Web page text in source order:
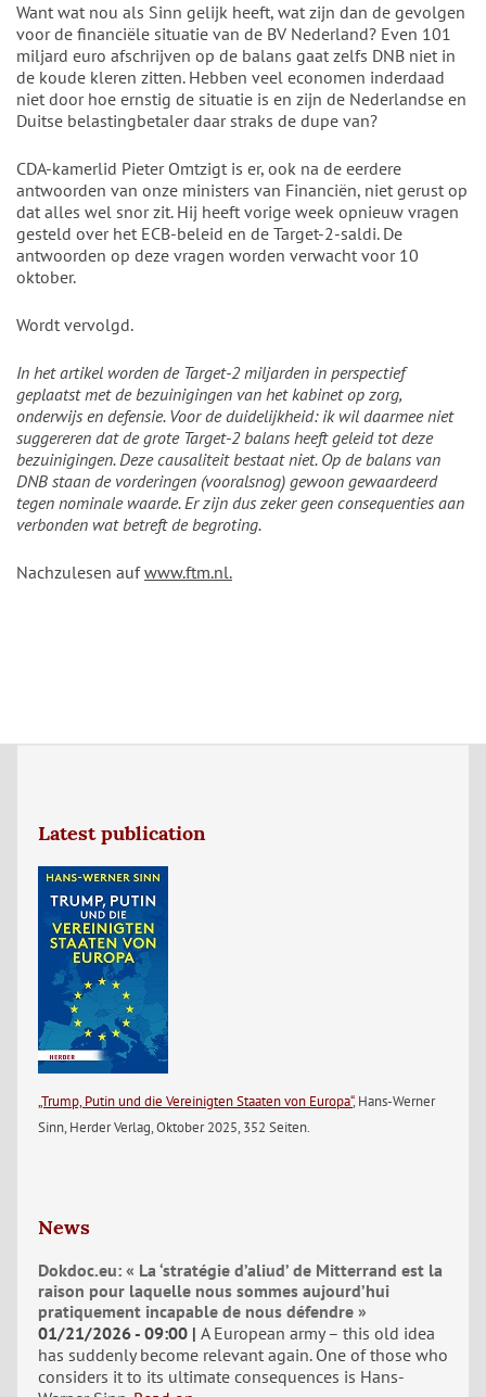
Want wat nou als Sinn gelijk heeft, wat zijn dan de gevolgen
voor de financiële situatie van de BV Nederland? Even 101
miljard euro afschrijven op de balans gaat zelfs DNB niet in
de koude kleren zitten. Hebben veel economen inderdaad
niet door hoe ernstig de situatie is en zijn de Nederlandse en
Duitse belastingbetaler daar straks de dupe van?
CDA-kamerlid Pieter Omtzigt is er, ook na de eerdere
antwoorden van onze ministers van Financiën, niet gerust op
dat alles wel snor zit. Hij heeft vorige week opnieuw vragen
gesteld over het ECB-beleid en de Target-2-saldi. De
antwoorden op deze vragen worden verwacht voor 10
oktober.
Wordt vervolgd.
In het artikel worden de Target-2 miljarden in perspectief
geplaatst met de bezuinigingen van het kabinet op zorg,
onderwijs en defensie. Voor de duidelijkheid: ik wil daarmee niet
suggereren dat de grote Target-2 balans heeft geleid tot deze
bezuinigingen. Deze causaliteit bestaat niet. Op de balans van
DNB staan de vorderingen (vooralsnog) gewoon gewaardeerd
tegen nominale waarde. Er zijn dus zeker geen consequenties aan
verbonden wat betreft de begroting.
Nachzulesen aufwww.ftm.nl.
Latest publication
„Trump, Putin und die Vereinigten Staaten von Europa“, Hans-Werner
Sinn, Herder Verlag, Oktober 2025, 352 Seiten.
News
Dokdoc.eu: « La ‘stratégie d’aliud’ de Mitterrand est la
raison pour laquelle nous sommes aujourd’hui
pratiquement incapable de nous défendre »
01/21/2026 - 09:00 A European army – this old idea
has suddenly become relevant again. One of those who
considers it to its ultimate consequences is Hans-